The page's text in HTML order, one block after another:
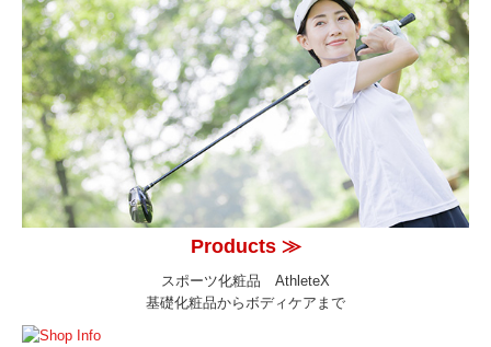
Products ≫
スポーツ化粧品 AthleteX
基礎化粧品からボディケアまで